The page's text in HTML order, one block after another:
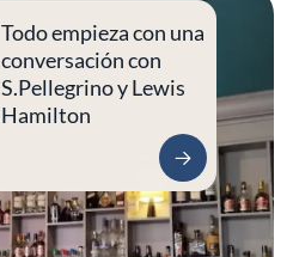
Todo empieza con una
conversación con
S.Pellegrino y Lewis
Hamilton